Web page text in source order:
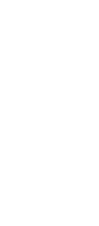
Il y a